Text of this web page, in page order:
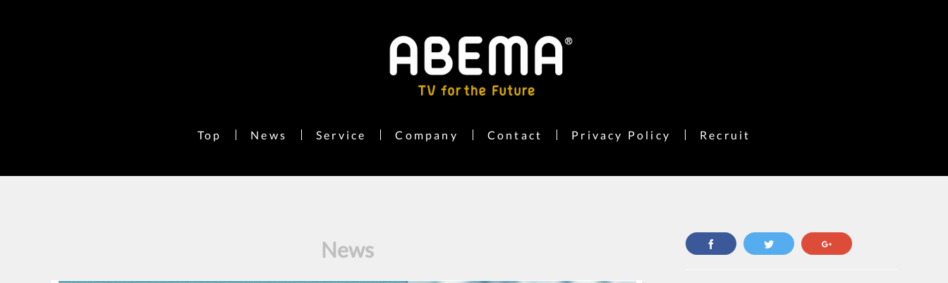
Top News Service Company Contact Privacy Policy Recruit
News